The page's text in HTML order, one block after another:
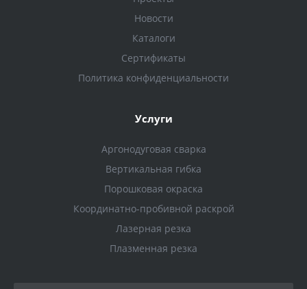
Новости
Каталоги
Сертификаты
Политика конфиденциальности
Услуги
Аргонодуговая сварка
Вертикальная гибка
Порошковая окраска
Координатно-пробивной раскрой
Лазерная резка
Плазменная резка